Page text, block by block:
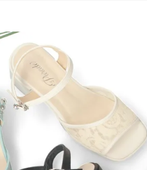
ルシューズ
ューズ
カジュアルシューズ
ワークシューズ
ブーツ
ウェア
ッグ
ーバッグ